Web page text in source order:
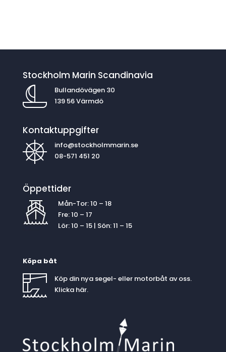
Stockholm Marin Scandinavia
Bullandövägen 30
139 56 Värmdö
Kontaktuppgifter
info@stockholmmarin.se
08-571 451 20
Öppettider
Mån-Tor: 10 – 18
Fre: 10 – 17
Lör: 10 – 15 | Sön: 11 – 15
Köpa båt
Köp din nya segel- eller motorbåt av oss.
Klicka här.